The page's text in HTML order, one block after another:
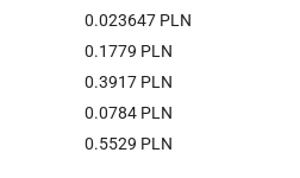
0.023647 PLN
0.1779 PLN
0.3917 PLN
0.0784 PLN
0.5529 PLN